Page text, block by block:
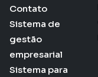
Contato
Sistema de
gestão
empresarial
Sistema para